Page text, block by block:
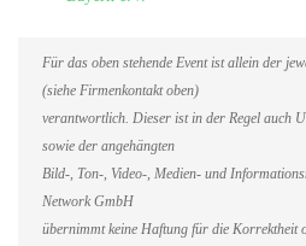
Für das oben stehende Event ist allein der
(siehe Firmenkontakt oben)
verantwortlich. Dieser ist in der Regel auch
sowie der angehängten
Bild-, Ton-, Video-, Medien- und
Network GmbH
übernimmt keine Haftung für die Korrektheit